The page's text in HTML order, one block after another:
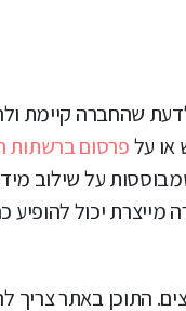
שהחברה קיימת
או עלפרסום ברשתות
על שילוב
מייצרת יכול